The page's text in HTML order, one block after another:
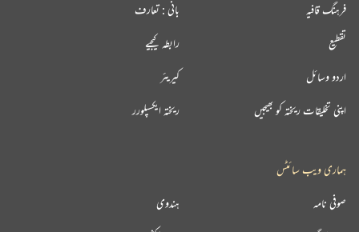
فرہنگ قافیہ
تقطیع
اردو وسائل
اپنی تخلیقات ریختہ کو بھیجیں
بانی : تعارف
رابطہ کیجیے
کیریئر
ریختہ ایکسپلورر
ہماری ویب سائٹس
ہندوی صوفی نامہ